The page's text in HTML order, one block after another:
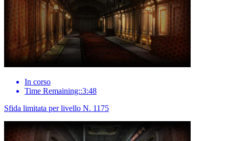
In corso
Time Remaining::3:48
Sfida limitata per livello N. 1175